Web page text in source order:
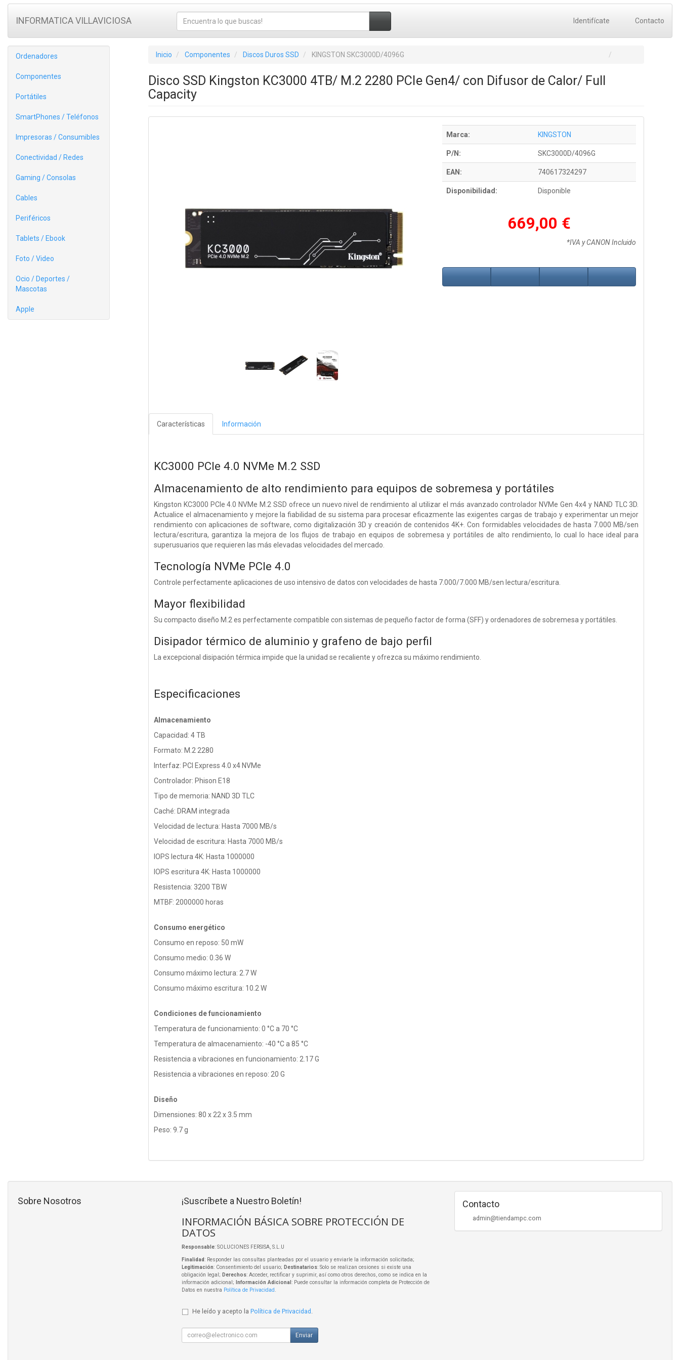
INFORMATICA VILLAVICIOSA Identifícate Contacto
Ordenadores
Componentes
Portátiles
SmartPhones / Teléfonos
Impresoras / Consumibles
Conectividad / Redes
Gaming / Consolas
Cables
Periféricos
Tablets / Ebook
Foto / Video
Ocio / Deportes /
Mascotas
Apple
Inicio Componentes Discos Duros SSD KINGSTON SKC3000D/4096G
Disco SSD Kingston KC3000 4TB/ M.2 2280 PCIe Gen4/ con Difusor de Calor/ Full
Capacity
Marca: KINGSTON
P/N: SKC3000D/4096G
EAN: 740617324297
Disponibilidad: Disponible
669,00 €
*IVA y CANON Incluido
Características Información
KC3000 PCIe 4.0 NVMe M.2 SSD
Almacenamiento de alto rendimiento para equipos de sobremesa y portátiles
Kingston KC3000 PCIe 4.0 NVMe M.2 SSD ofrece un nuevo nivel de rendimiento al utilizar el más avanzado controlador NVMe Gen 4x4 y NAND TLC 3D.
Actualice el almacenamiento y mejore la fiabilidad de su sistema para procesar eficazmente las exigentes cargas de trabajo y experimentar un mejor
rendimiento con aplicaciones de software, como digitalización 3D y creación de contenidos 4K+. Con formidables velocidades de hasta 7.000 MB/sen
lectura/escritura, garantiza la mejora de los flujos de trabajo en equipos de sobremesa y portátiles de alto rendimiento, lo cual lo hace ideal para
superusuarios que requieren las más elevadas velocidades del mercado.
Tecnología NVMe PCIe 4.0
Controle perfectamente aplicaciones de uso intensivo de datos con velocidades de hasta 7.000/7.000 MB/sen lectura/escritura.
Mayor flexibilidad
Su compacto diseño M.2 es perfectamente compatible con sistemas de pequeño factor de forma (SFF) y ordenadores de sobremesa y portátiles.
Disipador térmico de aluminio y grafeno de bajo perfil
La excepcional disipación térmica impide que la unidad se recaliente y ofrezca su máximo rendimiento.
Especificaciones
Almacenamiento
Capacidad: 4 TB
Formato: M.2 2280
Interfaz: PCI Express 4.0 x4 NVMe
Controlador: Phison E18
Tipo de memoria: NAND 3D TLC
Caché: DRAM integrada
Velocidad de lectura: Hasta 7000 MB/s
Velocidad de escritura: Hasta 7000 MB/s
IOPS lectura 4K: Hasta 1000000
IOPS escritura 4K: Hasta 1000000
Resistencia: 3200 TBW
MTBF: 2000000 horas
Consumo energético
Consumo en reposo: 50 mW
Consumo medio: 0.36 W
Consumo máximo lectura: 2.7 W
Consumo máximo escritura: 10.2 W
Condiciones de funcionamiento
Temperatura de funcionamiento: 0 °C a 70 °C
Temperatura de almacenamiento: -40 °C a 85 °C
Resistencia a vibraciones en funcionamiento: 2.17 G
Resistencia a vibraciones en reposo: 20 G
Diseño
Dimensiones: 80 x 22 x 3.5 mm
Peso: 9.7 g
Sobre Nosotros ¡Suscríbete a Nuestro Boletín!
INFORMACIÓN BÁSICA SOBRE PROTECCIÓN DE
DATOS
Responsable: SOLUCIONES FERSISA, S.L.U
Finalidad: Responder las consultas planteadas por el usuario y enviarle la información solicitada;
Legitimación: Consentimiento del usuario; Destinatarios: Solo se realizan cesiones si existe una
obligación legal; Derechos: Acceder, rectificar y suprimir, así como otros derechos, como se indica en la
información adicional;
Información Adicional : Puede consultar la información completa de Protección de
Datos en nuestra Política de Privacidad .
He leído y acepto la Política de Privacidad .
Enviar
Contacto
admin@tiendampc.com